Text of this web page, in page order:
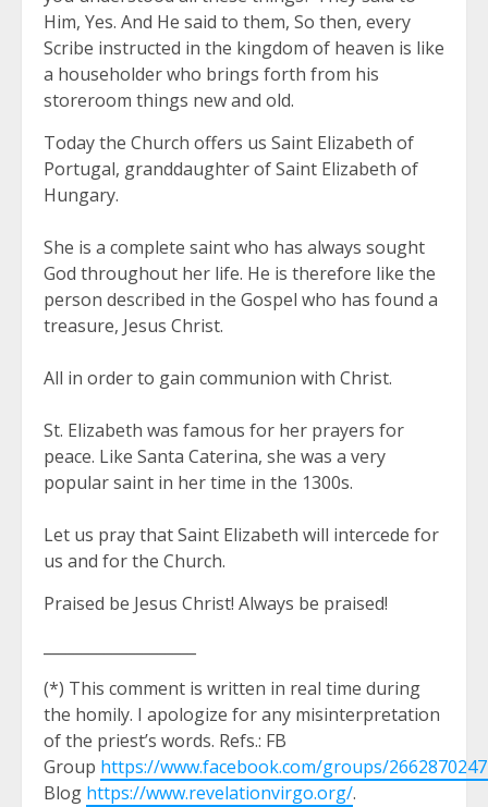
Him, Yes. And He said to them, So then, every
Scribe instructed in the kingdom of heaven is like
a householder who brings forth from his
storeroom things new and old.
Today the Church offers us Saint Elizabeth of
Portugal, granddaughter of Saint Elizabeth of
Hungary.
She is a complete saint who has always sought
God throughout her life. He is therefore like the
person described in the Gospel who has found a
treasure, Jesus Christ.
All in order to gain communion with Christ.
St. Elizabeth was famous for her prayers for
peace. Like Santa Caterina, she was a very
popular saint in her time in the 1300s.
Let us pray that Saint Elizabeth will intercede for
us and for the Church.
Praised be Jesus Christ! Always be praised!
(*) This comment is written in real time during
the homily. I apologize for any misinterpretation
of the priest’s words. Refs.: FB
Group https://www.facebook.com/groups/
Blog https://www.revelationvirgo.org/.